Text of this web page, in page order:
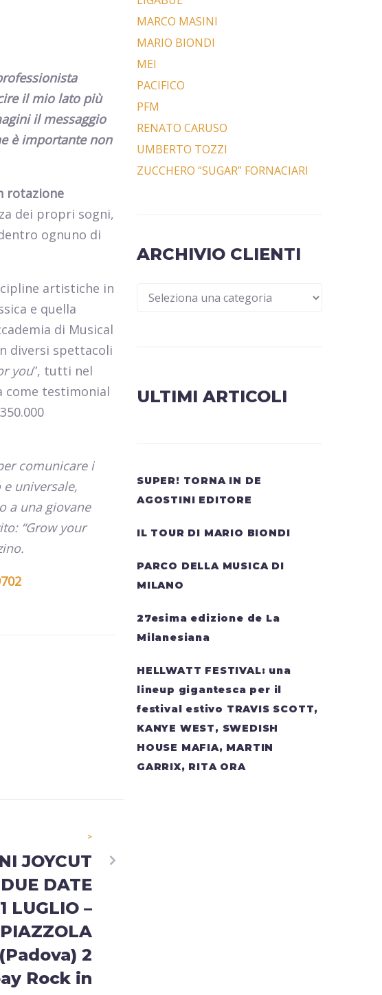
il mio lato più
il messaggio
è importante non
rotazione
dei propri sogni,
ognuno di
artistiche in
e quella
di Musical
diversi spettacoli
you”, tutti nel
come testimonial
comunicare i
universale,
a una giovane
“Grow your
>
JOYCUT
DATE
LUGLIO –
2
Rock in
MARCO MASINI
MARIO BIONDI
MEI
PACIFICO
PFM
RENATO CARUSO
UMBERTO TOZZI
ZUCCHERO “SUGAR” FORNACIARI
ARCHIVIO CLIENTI
ULTIMI ARTICOLI
SUPER! TORNA IN DE
AGOSTINI EDITORE
IL TOUR DI MARIO BIONDI
PARCO DELLA MUSICA DI
MILANO
27esima edizione de La
Milanesiana
HELLWATT FESTIVAL: una
lineup gigantesca per il
festival estivo TRAVIS SCOTT,
KANYE WEST, SWEDISH
HOUSE MAFIA, MARTIN
GARRIX, RITA ORA